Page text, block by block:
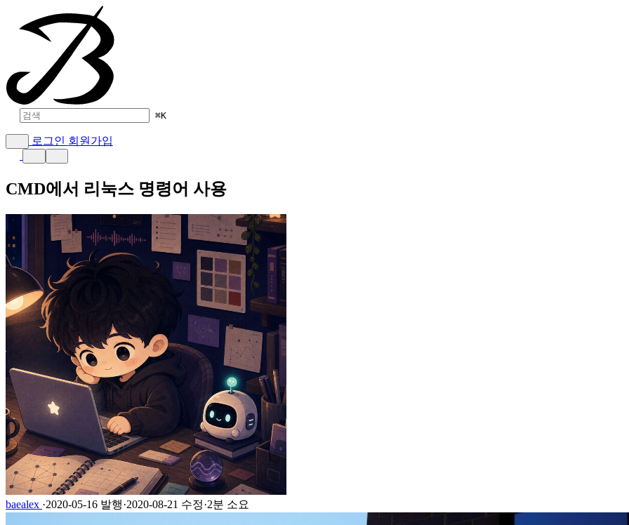
⌘K
로그인 회원가입
CMD에서 리눅스 명령어 사용
baealex ·2020-05-16 발행·2020-08-21 수정·2분 소요